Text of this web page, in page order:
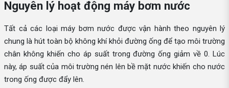
Nguyên lý hoạt động máy bơm nước
Tất cả các loại máy bơm nước được vận hành theo nguyên lý
chung là hút toàn bộ không khí khỏi đường ống để tạo môi trường
chân không khiến cho áp suất trong đường ống giảm về 0. Lúc
này, áp suất của môi trường nén lên bề mặt nước khiến cho nước
trong ống được đẩy lên.